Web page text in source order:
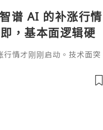
谱 AI 的补涨行情
，基本面逻辑硬
，在巨头上市潮
情才刚刚启动。技术面突
高90%得28U买服务器vp